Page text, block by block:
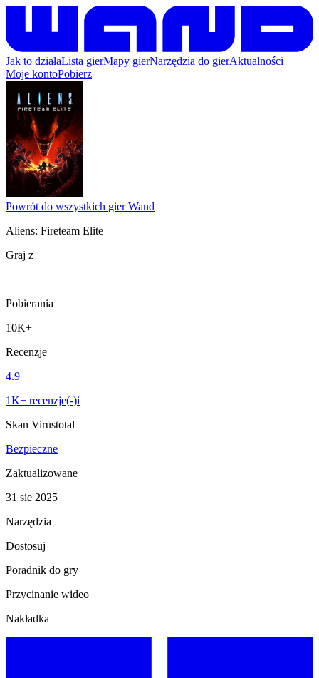
Jak to działaLista gierMapy gierNarzędzia do gierAktualności
Moje kontoPobierz
Powrót do wszystkich gier Wand
Aliens: Fireteam Elite
Graj z
Pobierania
10K+
Recenzje
4.9
1K+ recenzje(-)i
Skan Virustotal
Bezpieczne
Zaktualizowane
31 sie 2025
Narzędzia
Dostosuj
Poradnik do gry
Przycinanie wideo
Nakładka